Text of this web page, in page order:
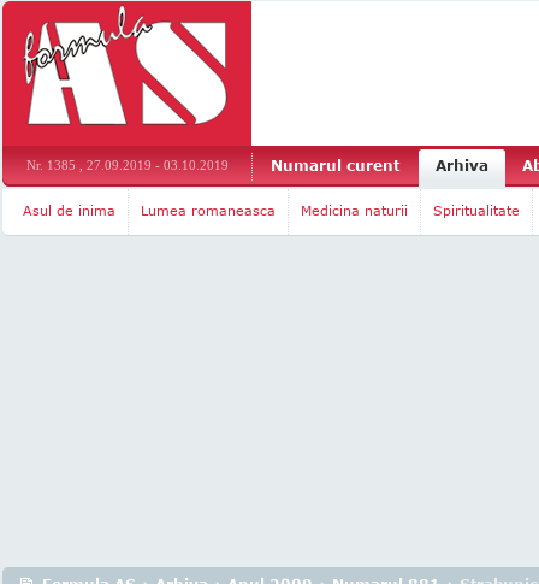
Nr. 1385 , 27.09.2019 - 03.10.2019 Numarul curent Arhiva
Asul de inima Lumea romaneasca Medicina naturii Spiritualitate